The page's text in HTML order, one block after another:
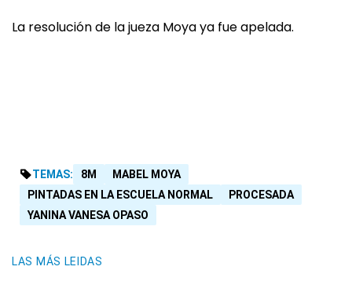
La resolución de la jueza Moya ya fue apelada.
TEMAS: 8M
MABEL MOYA
PINTADAS EN LA ESCUELA NORMAL
PROCESADA
YANINA VANESA OPASO
LAS MÁS LEIDAS